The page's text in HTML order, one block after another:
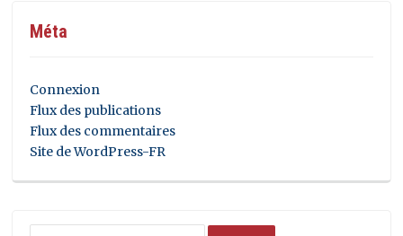
Méta
Connexion
Flux des publications
Flux des commentaires
Site de WordPress-FR